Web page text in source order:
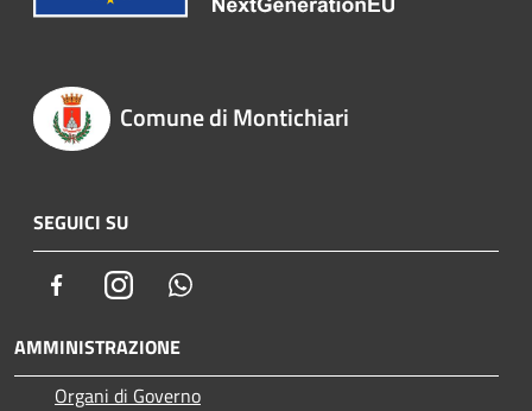
Comune di Montichiari
SEGUICI SU
FacebookInstagram
AMMINISTRAZIONE
Organi di Governo